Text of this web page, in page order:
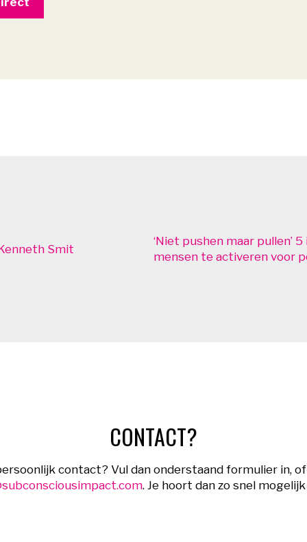
Smit
‘Niet pushen maar pullen’
mensen te activeren voor
CONTACT?
contact? Vul dan onderstaand formulier in,
. Je hoort dan zo snel mogelijk